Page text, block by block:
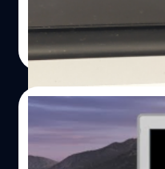
Patcher สำหรับ Mac เก่
ใหญ่ในปัจจุบัน ซึ่งก็จะมี
ฟอร์แมต Flashdrive ด้ว
อย่างไร วันนี้เราจึงมา
การฟอร์แมต Drive ประ
External HDD,
ท่าน จากนั้นคลิก Erase
ณัชธนัท จุโฬทก| 1312
Read More
31/12/2022
วิธีสร้าง USB ลง
สำหรับ Mac เก่ายุ